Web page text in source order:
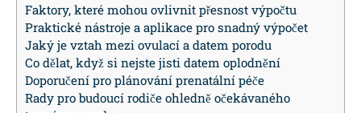
Faktory, které mohou ovlivnit přesnost výpočtu
Praktické nástroje a aplikace pro snadný výpočet
Jaký je vztah mezi ovulací a datem porodu
Co dělat, když si nejste jisti datem oplodnění
Doporučení pro plánování prenatální péče
Rady pro budoucí rodiče ohledně očekávaného